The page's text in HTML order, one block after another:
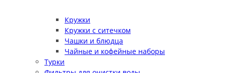
Кружки
Кружки с ситечком
Чашки и блюдца
Чайные и кофейные наборы
Турки